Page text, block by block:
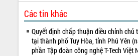
Các tin khác
Quyết định chấp thuận điều chỉnh
tại thành phố Tuy Hòa, tỉnh Phú Yên
phần Tập đoàn công nghệ T-Tech Việt